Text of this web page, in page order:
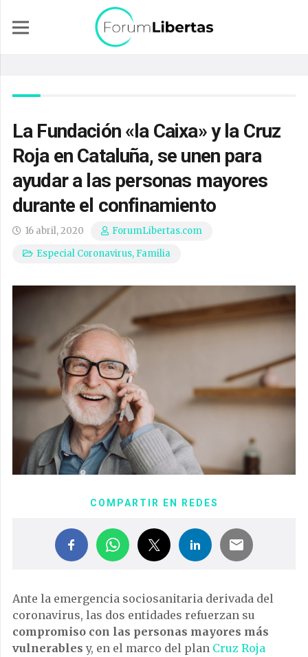
La Fundación «la Caixa» y la Cruz
Roja en Cataluña, se unen para
ayudar a las personas mayores
durante el confinamiento
16 abril, 2020
ForumLibertas.com
Especial Coronavirus, Familia
COMPARTIR EN REDES
Ante la emergencia sociosanitaria derivada del
coronavirus, las dos entidades refuerzan su
compromiso con las personas mayores más
vulnerables y, en el marco del plan Cruz Roja